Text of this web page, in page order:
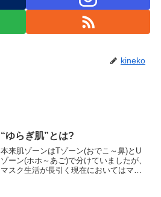
kineko
“ゆらぎ肌”とは?
本来肌ゾーンはTゾーン(おでこ～鼻)とU
ゾーン(ホホ～あご)で分けていましたが、
マスク生活が長引く現在においてはマス